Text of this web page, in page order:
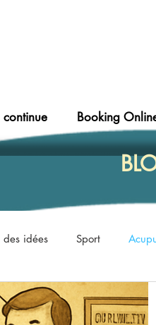
continue Booking
des idées Sport
Cancer Candidose